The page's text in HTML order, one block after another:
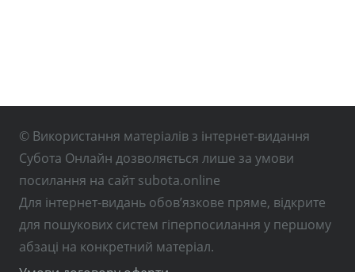
© Використання матеріалів з інтернет-видання
Субота Онлайн дозволяється лише за умови
посилання на сайт subota.online
Для інтернет-видань обов’язкове пряме, відкрите
для пошукових систем гіперпосилання у першому
абзаці на конкретний матеріал.